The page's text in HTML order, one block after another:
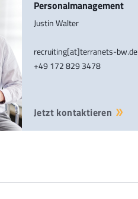
Personalmanagement
Justin Walter
recruiting[at]terranets-bw.de
+49 172 829 3478
Jetzt kontaktieren